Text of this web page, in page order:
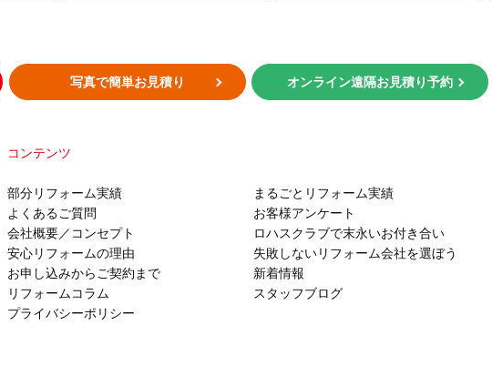
写真で簡単お見積り オンライン遠隔お見積り予約
コンテンツ
部分リフォーム実績
まるごとリフォーム実績
よくあるご質問
お客様アンケート
会社概要／コンセプト
ロハスクラブで末永いお付き合い
安心リフォームの理由
失敗しないリフォーム会社を選ぼう
お申し込みからご契約まで
新着情報
リフォームコラム
スタッフブログ
プライバシーポリシー